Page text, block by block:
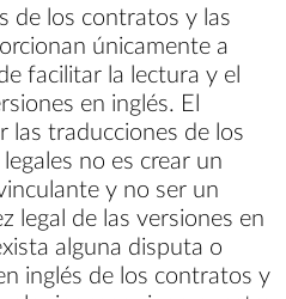
de los contratos y las
únicamente a
facilitar la lectura y el
en inglés. El
las traducciones de los
no es crear un
y no ser un
legal de las versiones en
alguna disputa o
inglés de los contratos y